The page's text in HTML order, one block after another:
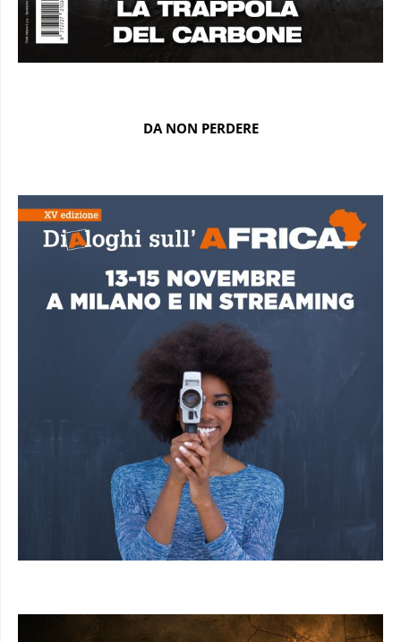
DA NON PERDERE